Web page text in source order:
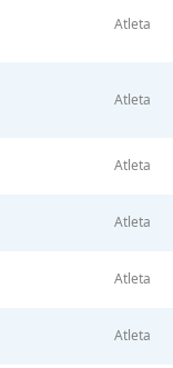
Atleta
Atleta
Atleta
Atleta
Atleta
Atleta